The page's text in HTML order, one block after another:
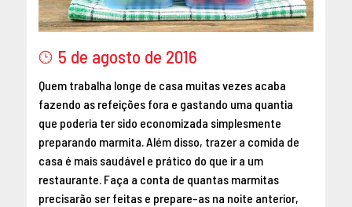
5 de agosto de 2016
Quem trabalha longe de casa muitas vezes acaba
fazendo as refeições fora e gastando uma quantia
que poderia ter sido economizada simplesmente
preparando marmita. Além disso, trazer a comida de
casa é mais saudável e prático do que ir a um
restaurante. Faça a conta de quantas marmitas
precisarão ser feitas e prepare-as na noite anterior,